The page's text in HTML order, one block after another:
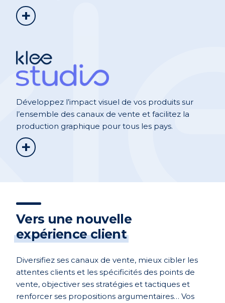
+
Développez l’impact visuel de vos produits sur
l’ensemble des canaux de vente et facilitez la
production graphique pour tous les pays.
+
Vers une nouvelle
expérience client
Diversifiez ses canaux de vente, mieux cibler les
attentes clients et les spécificités des points de
vente, objectiver ses stratégies et tactiques et
renforcer ses propositions argumentaires… Vos